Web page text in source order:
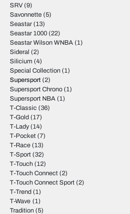
SRV (9)
Savonnette (5)
Seastar (13)
Seastar 1000 (22)
Seastar Wilson WNBA (1)
Sideral (2)
Silicium (4)
Special Collection (1)
Supersport (2)
Supersport Chrono (1)
Supersport NBA (1)
T-Classic (36)
T-Gold (17)
T-Lady(14)
T-Pocket (7)
T-Race (13)
T-Sport (32)
T-Touch (12)
T-Touch Connect (2)
T-Touch Connect Sport (2)
T-Trend (1)
T-Wave (1)
Tradition (5)